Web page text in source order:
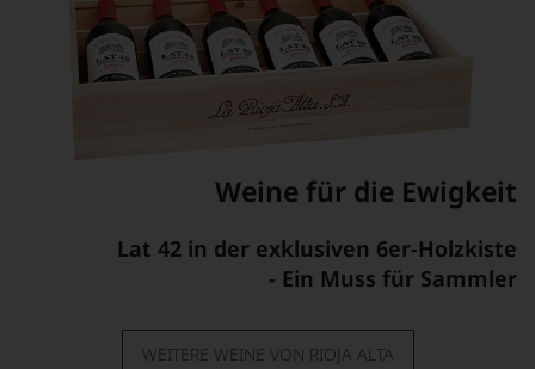
WEITERE WEINE VON RIOJA ALTA
Weine für die Ewigkeit
Lat 42 in der exklusiven 6er-Holzkiste
- Ein Muss für Sammler